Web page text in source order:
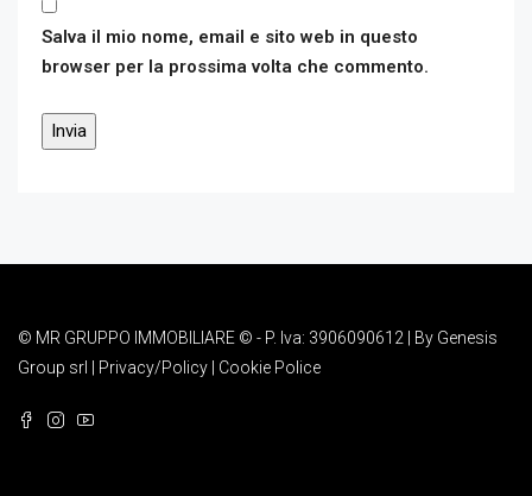
Salva il mio nome, email e sito web in questo
browser per la prossima volta che commento.
© MR GRUPPO IMMOBILIARE © - P. Iva: 3906090612 | By Genesis
Group srl
Privacy/Policy Cookie Police